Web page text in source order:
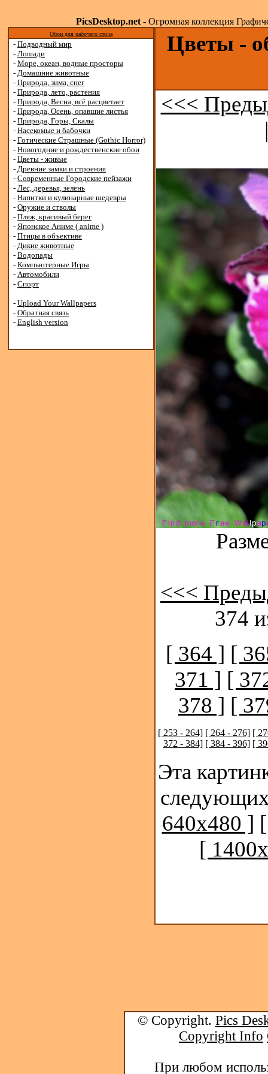
PicsDesktop.net- Огромная коллекция
Обои для рабочего стола
- Подводный мир
- Лошади
- Море, океан, водные просторы
- Домашние животные
- Природа, зима, снег
- Природа, лето, растения
- Природа, Весна, всё расцветает
- Природа, Осень, опавшие листья
- Природа, Горы, Скалы
- Насекомые и бабочки
- Готические Страшные (Gothic Horror)
- Новогодние и рождественские обои
- Цветы - живые
- Древние замки и строения
- Современные Городские пейзажи
- Лес, деревья, зелень
- Напитки и кулинарные шедевры
- Оружие и стволы
- Пляж, красивый берег
- Японское Аниме ( anime )
- Птицы в объективе
- Дикие животные
- Водопады
- Компьютерные Игры
- Автомобили
- Спорт
- Upload Your Wallpapers
- Обратная связь
- English version
Цветы -
<<<
<<<
374
[ 364 ] [
371 ] [
378 ] [
[ 253 - 264] [ 264 - 276] [
372 - 384] [ 384 - 396] [
Эта
640x480 ]
[
© Copyright. Pics
Copyright Info
При любом